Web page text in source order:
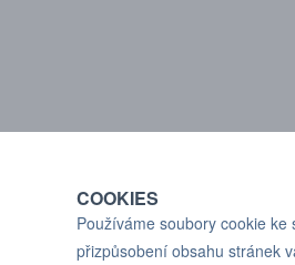
COOKIES
Používáme soubory cookie
přizpůsobení obsahu stránek